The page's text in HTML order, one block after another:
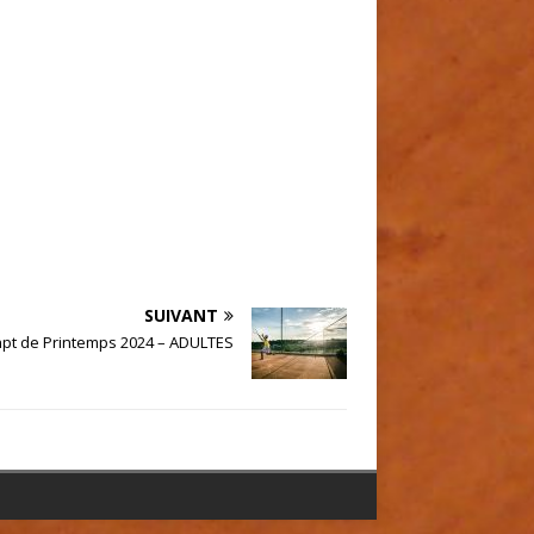
SUIVANT
de Printemps 2024 – ADULTES